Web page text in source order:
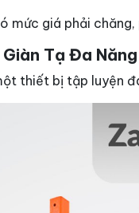
mức giá phải
Tạ Đa
thiết bị tập luyện